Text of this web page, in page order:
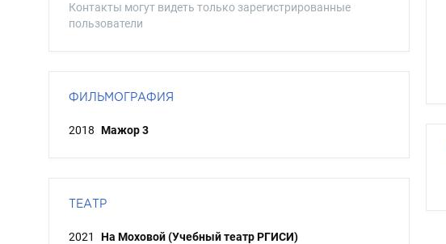
Контакты могут видеть только зарегистрированные
пользователи
ФИЛЬМОГРАФИЯ
2018 Мажор 3
ТЕАТР
2021
На Моховой (Учебный театр РГИСИ)